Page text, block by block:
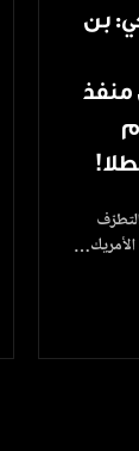
بن
الأمريك…